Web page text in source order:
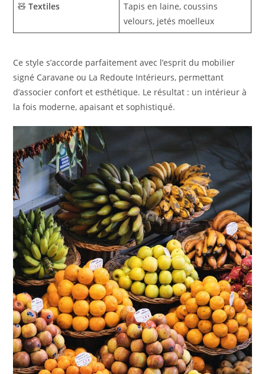
🧸Textiles
Tapis en laine, coussins
velours, jetés moelleux
Ce style s’accorde parfaitement avec l’esprit du mobilier
signé Caravane ou La Redoute Intérieurs, permettant
d’associer confort et esthétique. Le résultat : un intérieur à
la fois moderne, apaisant et sophistiqué.